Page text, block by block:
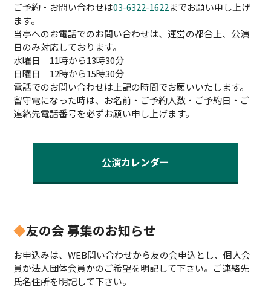
ご予約・お問い合わせは03-6322-1622までお願い申し上げ
ます。
当亭へのお電話でのお問い合わせは、運営の都合上、公演
日のみ対応しております。
水曜日 11時から13時30分
日曜日 12時から15時30分
電話でのお問い合わせは上記の時間でお願いいたします。
留守電になった時は、お名前・ご予約人数・ご予約日・ご
連絡先電話番号を必ずお願い申し上げます。
公演カレンダー
◆友の会 募集のお知らせ
お申込みは、WEB問い合わせから友の会申込とし、個人会
員か法人団体会員かのご希望を明記して下さい。ご連絡先
氏名住所を明記して下さい。